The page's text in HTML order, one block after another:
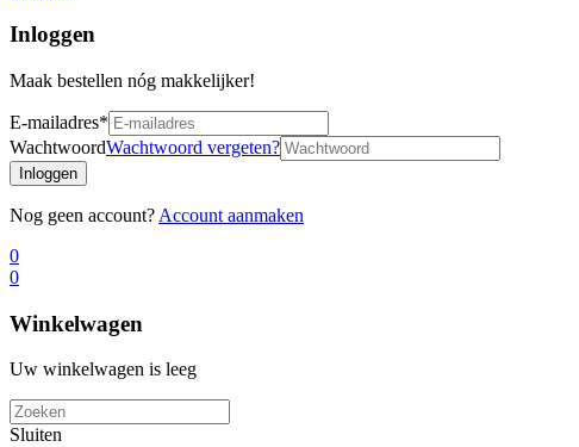
Inloggen
Maak bestellen nóg makkelijker!
E-mailadres*
WachtwoordWachtwoord vergeten?
Inloggen
Nog geen account? Account aanmaken
0
0
Winkelwagen
Uw winkelwagen is leeg
Sluiten